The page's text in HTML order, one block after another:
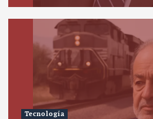
Tecnología